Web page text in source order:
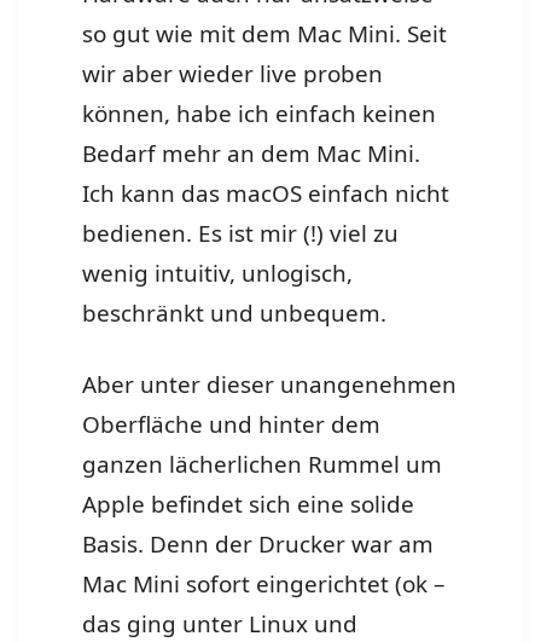
so gut wie mit dem Mac Mini. Seit
wir aber wieder live proben
können, habe ich einfach keinen
Bedarf mehr an dem Mac Mini.
Ich kann das macOS einfach nicht
bedienen. Es ist mir (!) viel zu
wenig intuitiv, unlogisch,
beschränkt und unbequem.
Aber unter dieser unangenehmen
Oberfläche und hinter dem
ganzen lächerlichen Rummel um
Apple befindet sich eine solide
Basis. Denn der Drucker war am
Mac Mini sofort eingerichtet (ok –
das ging unter Linux und